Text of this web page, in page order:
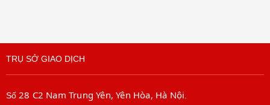
TRỤ SỞ GIAO DỊCH
Số 28 C2 Nam Trung Yên, Yên Hòa, Hà Nội